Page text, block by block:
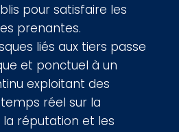
pour satisfaire les
prenantes.
liés aux tiers passe
et ponctuel à un
exploitant des
réel sur la
réputation et les